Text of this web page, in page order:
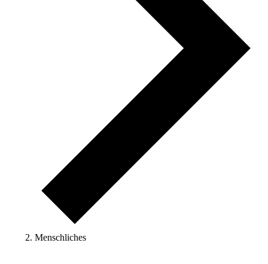
Menschliches